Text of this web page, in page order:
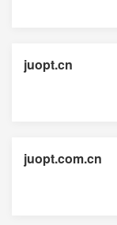
juopt.cn
juopt.com.cn